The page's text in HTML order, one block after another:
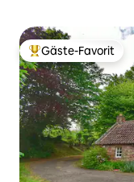
Beliebter Gäste-
Gäste-Favorit